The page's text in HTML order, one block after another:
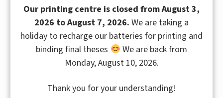
Phone: +420 57 603 8132
, TBU Library, 4 th floor
Our printing centre is closed from August 3,
2026 to August 7, 2026. We are taking a
holiday to recharge our batteries for printing and
binding final theses
We are back from
Monday, August 10, 2026.
Thank you for your understanding!